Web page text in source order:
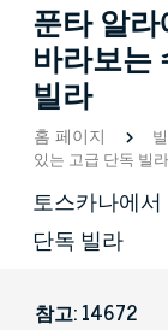
푼타 알
바라보는
빌라
홈 페이지
있는 고급 단독 빌라
토스카나에
단독 빌라
참고: 14672